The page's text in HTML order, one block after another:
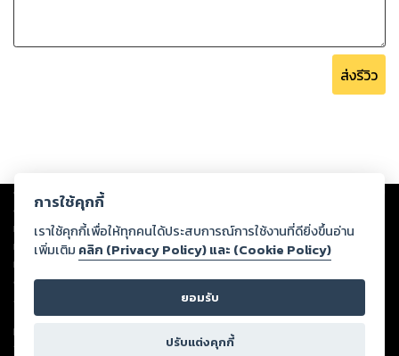
ส่งรีวิว
Copyright © 2026
ต่อผลงานหรือเนื้อหาใดที่อัปโหลดผ่านเว็บไซต์และปรากฏว่าละเมิดสิทธิใน
ทรัพย์สินทางปัญญาของบุคคลอื่นหรือขัดต่อกฎหมายและศีลธรรม ดังนั้น ผู้อ่าน
ทุกท่านโปรดใช้วิจารณญาณในการกลั่นกรองด้วยตนเอง และหากท่านพบว่าส่วน
หนึ่งส่วนใดขัดต่อกฎหมายและศีลธรรม กรุณาแจ้งมายังบริษัท เพื่อทีมงานจะได้
ดำเนินการในทันที ทั้งนี้ ทางสตอรี่ล็อกขอสงวนลิขสิทธิ์ตามพระราชบัญญัติ
ลิขสิทธิ์ พ.ศ. 2537 (ฉบับล่าสุด)
For support: member@ookbee.com
Version
การใช้คุกกี้
เราใช้คุกกี้เพื่อให้ทุกคนได้ประสบการณ์การใช้งานที่ดียิ่งขึ้นอ่าน
เพิ่มเติม คลิก (Privacy Policy) และ (Cookie Policy)
ยอมรับ
ปรับแต่งคุกกี้